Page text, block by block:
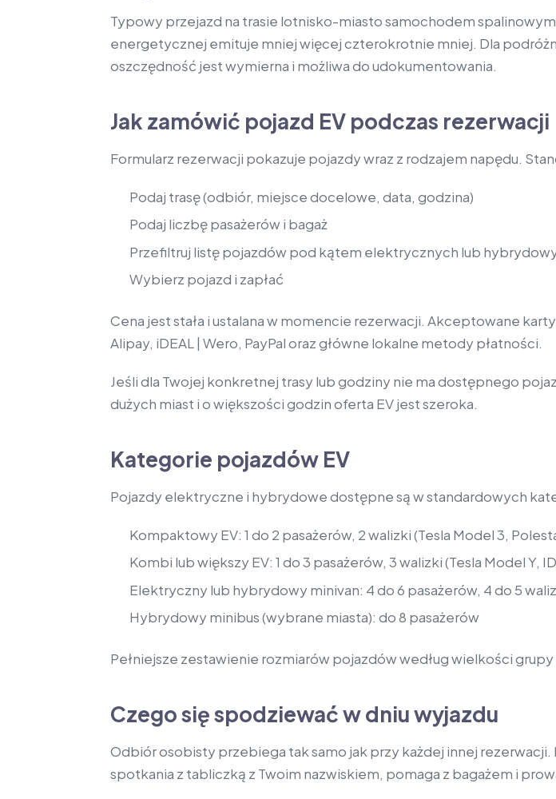
Typowy przejazd na trasie lotnisko-miasto samochodem
energetycznej emituje mniej więcej czterokrotnie mniej. Dla
oszczędność jest wymierna i możliwa do udokumentowania.
Jak zamówić pojazd EV podczas rezerwacji
Formularz rezerwacji pokazuje pojazdy wraz z rodzajem napędu.
Podaj trasę (odbiór, miejsce docelowe, data, godzina)
Podaj liczbę pasażerów i bagaż
Przefiltruj listę pojazdów pod kątem elektrycznych lub
Wybierz pojazd i zapłać
Cena jest stała i ustalana w momencie rezerwacji. Akceptowane
Alipay, iDEAL | Wero, PayPal oraz główne lokalne metody płatności.
Jeśli dla Twojej konkretnej trasy lub godziny nie ma dostępnego
dużych miast i o większości godzin oferta EV jest szeroka.
Kategorie pojazdów EV
Pojazdy elektryczne i hybrydowe dostępne są w standardowych
Kompaktowy EV: 1 do 2 pasażerów, 2 walizki (Tesla Model 3,
Kombi lub większy EV: 1 do 3 pasażerów, 3 walizki (Tesla Model Y,
Elektryczny lub hybrydowy minivan: 4 do 6 pasażerów, 4 do 5
Hybrydowy minibus (wybrane miasta): do 8 pasażerów
Pełniejsze zestawienie rozmiarów pojazdów według wielkości
Czego się spodziewać w dniu wyjazdu
Odbiór osobisty przebiega tak samo jak przy każdej innej
spotkania z tabliczką z Twoim nazwiskiem, pomaga z bagażem i